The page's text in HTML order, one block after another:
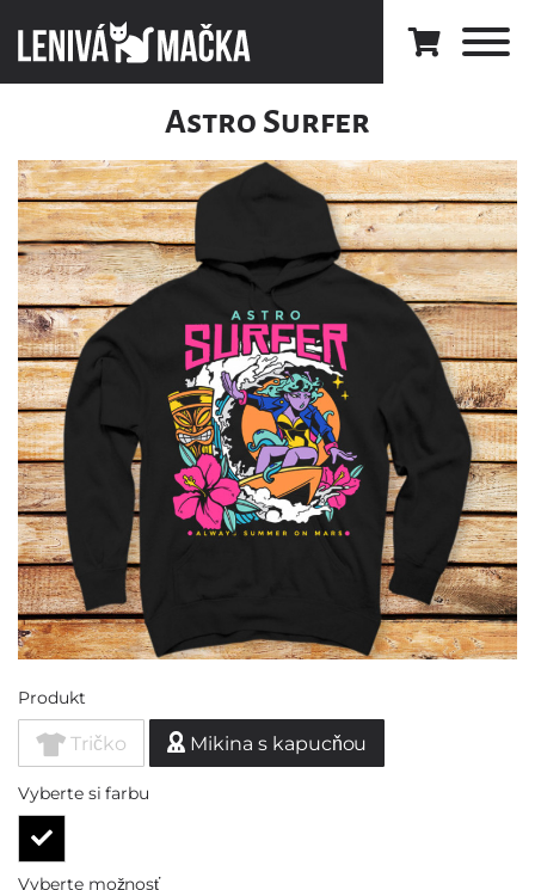
Astro Surfer
Produkt
Tričko Mikina s kapucňou
Vyberte si farbu
Vyberte možnosť